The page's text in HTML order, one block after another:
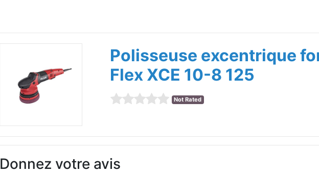
Polisseuse excentrique
Flex XCE 10-8 125
Not Rated
Donnez votre avis